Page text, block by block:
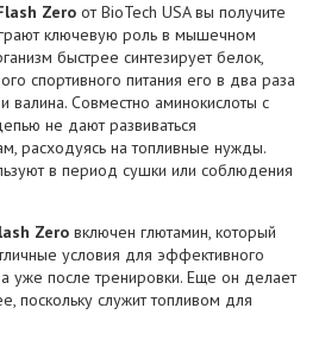
Zero от BioTech USA вы получите
ключевую роль в мышечном
быстрее синтезирует белок,
спортивного питания его в два раза
валина. Совместно аминокислоты с
не дают развиваться
расходуясь на топливные нужды.
в период сушки или соблюдения
Zero включен глютамин, который
условия для эффективного
уже после тренировки. Еще он делает
поскольку служит топливом для